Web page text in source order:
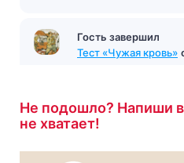
Гость завершил
Тест «Чужая кровь»
Не подошло? Напиши
не хватает!